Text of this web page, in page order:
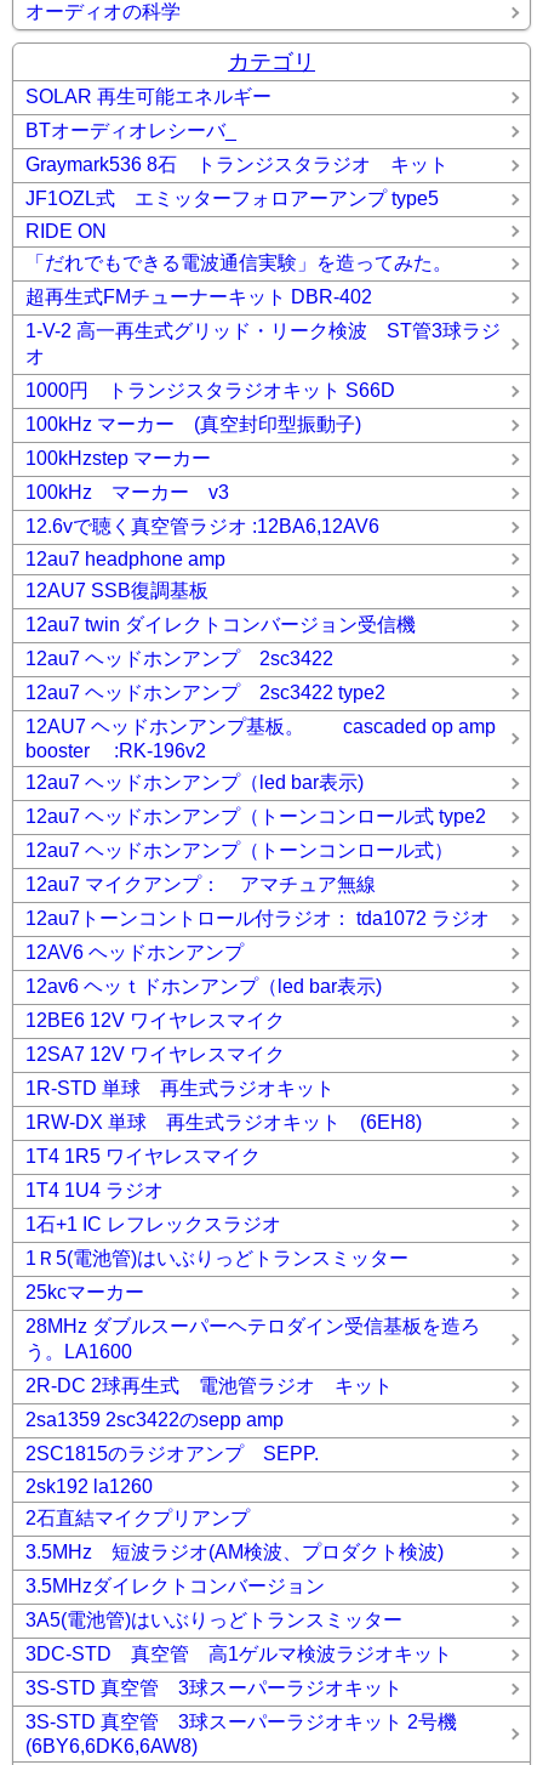
オーディオの科学
カテゴリ
SOLAR 再生可能エネルギー
BTオーディオレシーバ_
Graymark536 8石 トランジスタラジオ キット
JF1OZL式 エミッターフォロアーアンプ type5
RIDE ON
「だれでもできる電波通信実験」を造ってみた。
超再生式FMチューナーキット DBR-402
1-V-2 高一再生式グリッド・リーク検波 ST管3球ラジ
オ
1000円 トランジスタラジオキット S66D
100kHz マーカー (真空封印型振動子)
100kHzstep マーカー
100kHz マーカー v3
12.6vで聴く真空管ラジオ :12BA6,12AV6
12au7 headphone amp
12AU7 SSB復調基板
12au7 twin ダイレクトコンバージョン受信機
12au7 ヘッドホンアンプ 2sc3422
12au7 ヘッドホンアンプ 2sc3422 type2
12AU7 ヘッドホンアンプ基板。 cascaded op amp
booster :RK-196v2
12au7 ヘッドホンアンプ（led bar表示)
12au7 ヘッドホンアンプ（トーンコンロール式 type2
12au7 ヘッドホンアンプ（トーンコンロール式）
12au7 マイクアンプ： アマチュア無線
12au7トーンコントロール付ラジオ： tda1072 ラジオ
12AV6 ヘッドホンアンプ
12av6 ヘッｔドホンアンプ（led bar表示)
12BE6 12V ワイヤレスマイク
12SA7 12V ワイヤレスマイク
1R-STD 単球 再生式ラジオキット
1RW-DX 単球 再生式ラジオキット (6EH8)
1T4 1R5 ワイヤレスマイク
1T4 1U4 ラジオ
1石+1 IC レフレックスラジオ
1Ｒ5(電池管)はいぶりっどトランスミッター
25kcマーカー
28MHz ダブルスーパーヘテロダイン受信基板を造ろ
う。LA1600
2R-DC 2球再生式 電池管ラジオ キット
2sa1359 2sc3422のsepp amp
2SC1815のラジオアンプ SEPP.
2sk192 la1260
2石直結マイクプリアンプ
3.5MHz 短波ラジオ(AM検波、プロダクト検波)
3.5MHzダイレクトコンバージョン
3A5(電池管)はいぶりっどトランスミッター
3DC-STD 真空管 高1ゲルマ検波ラジオキット
3S-STD 真空管 3球スーパーラジオキット
3S-STD 真空管 3球スーパーラジオキット 2号機
(6BY6,6DK6,6AW8)